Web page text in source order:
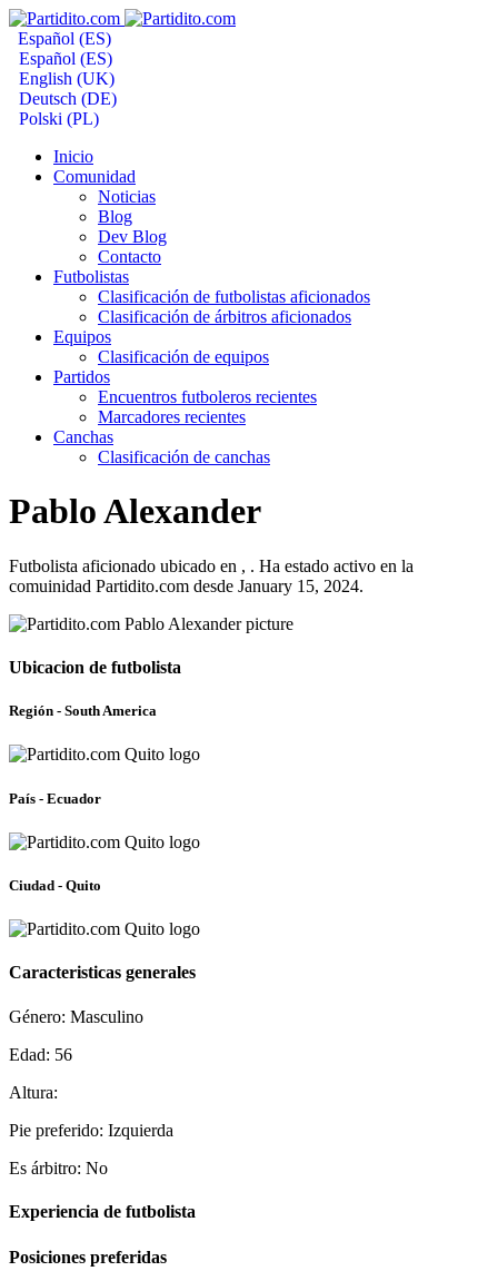
Español (ES)
Español (ES)
English (UK)
Deutsch (DE)
Polski (PL)
Inicio
Comunidad
Noticias
Blog
Dev Blog
Contacto
Futbolistas
Clasificación de futbolistas aficionados
Clasificación de árbitros aficionados
Equipos
Clasificación de equipos
Partidos
Encuentros futboleros recientes
Marcadores recientes
Canchas
Clasificación de canchas
Pablo Alexander
Futbolista aficionado ubicado en , . Ha estado activo en la
comuinidad Partidito.com desde January 15, 2024.
Ubicacion de futbolista
Región - South America
País - Ecuador
Ciudad - Quito
Caracteristicas generales
Género: Masculino
Edad: 56
Altura:
Pie preferido: Izquierda
Es árbitro: No
Experiencia de futbolista
Posiciones preferidas